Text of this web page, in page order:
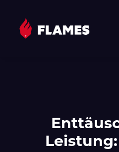
JUNIOR FLAMES